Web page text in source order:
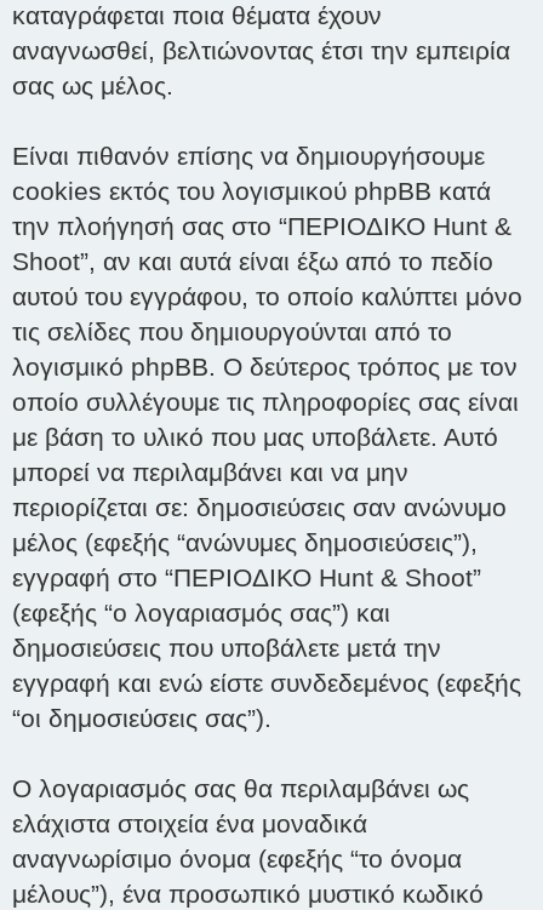
καταγράφεται ποια θέματα έχουν
αναγνωσθεί, βελτιώνοντας έτσι την εμπειρία
σας ως μέλος.
Είναι πιθανόν επίσης να δημιουργήσουμε
cookies εκτός του λογισμικού phpBB κατά
την πλοήγησή σας στο “ΠΕΡΙΟΔΙΚΟ Hunt &
Shoot”, αν και αυτά είναι έξω από το πεδίο
αυτού του εγγράφου, το οποίο καλύπτει μόνο
τις σελίδες που δημιουργούνται από το
λογισμικό phpBB. Ο δεύτερος τρόπος με τον
οποίο συλλέγουμε τις πληροφορίες σας είναι
με βάση το υλικό που μας υποβάλετε. Αυτό
μπορεί να περιλαμβάνει και να μην
περιορίζεται σε: δημοσιεύσεις σαν ανώνυμο
μέλος (εφεξής “ανώνυμες δημοσιεύσεις”),
εγγραφή στο “ΠΕΡΙΟΔΙΚΟ Hunt & Shoot”
(εφεξής “ο λογαριασμός σας”) και
δημοσιεύσεις που υποβάλετε μετά την
εγγραφή και ενώ είστε συνδεδεμένος (εφεξής
“οι δημοσιεύσεις σας”).
Ο λογαριασμός σας θα περιλαμβάνει ως
ελάχιστα στοιχεία ένα μοναδικά
αναγνωρίσιμο όνομα (εφεξής “το όνομα
μέλους”), ένα προσωπικό μυστικό κωδικό